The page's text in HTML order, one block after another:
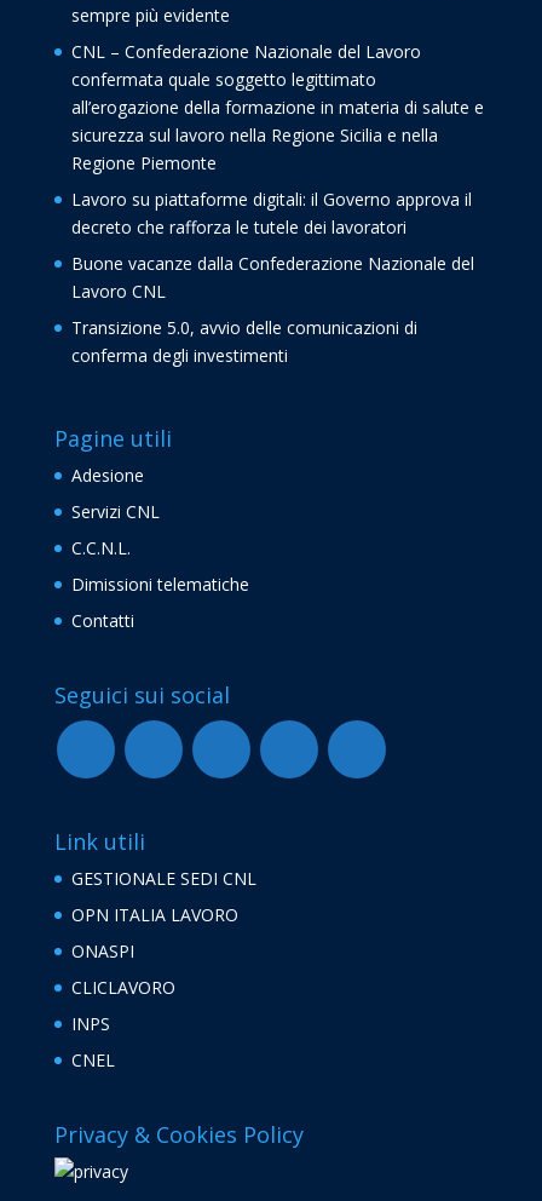
sempre più evidente
CNL – Confederazione Nazionale del Lavoro
confermata quale soggetto legittimato
all’erogazione della formazione in materia di salute e
sicurezza sul lavoro nella Regione Sicilia e nella
Regione Piemonte
Lavoro su piattaforme digitali: il Governo approva il
decreto che rafforza le tutele dei lavoratori
Buone vacanze dalla Confederazione Nazionale del
Lavoro CNL
Transizione 5.0, avvio delle comunicazioni di
conferma degli investimenti
Pagine utili
Adesione
Servizi CNL
C.C.N.L.
Dimissioni telematiche
Contatti
Seguici sui social
Link utili
GESTIONALE SEDI CNL
OPN ITALIA LAVORO
ONASPI
CLICLAVORO
INPS
CNEL
Privacy & Cookies Policy